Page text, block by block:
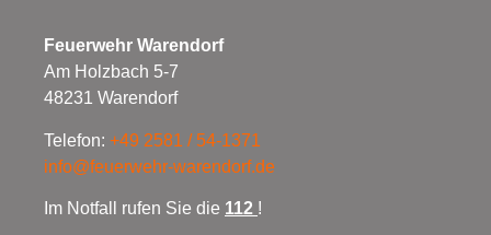
Feuerwehr Warendorf
Am Holzbach 5-7
48231 Warendorf
Telefon: +49 2581 / 54-1371
info@feuerwehr-warendorf.de
Im Notfall rufen Sie die 112 !